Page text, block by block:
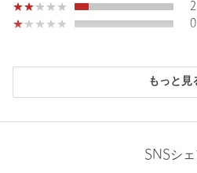
が付属します。
MOCA：MOCAとBLACKのバイカラ
OFF WHITE：シルバー系カラー
もっと見
SNSシェ